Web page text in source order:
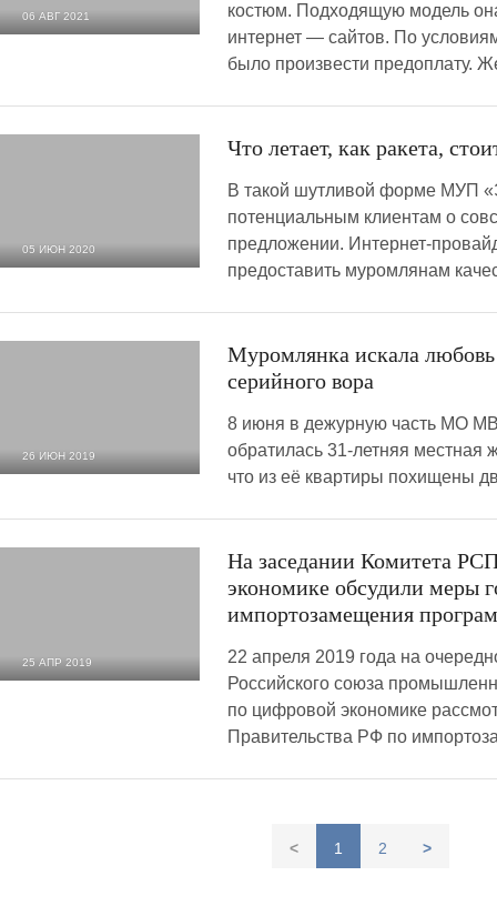
06 АВГ 2021
костюм. Подходящую модель
интернет — сайтов. По
было произвести предоплату.
05 ИЮН 2020
Что летает, как ракета,
В такой шутливой форме МУП
потенциальным клиентам о
предложении. Интернет-
предоставить муромлянам
26 ИЮН 2019
Муромлянка искала
серийного вора
8 июня в дежурную часть МО
обратилась 31-летняя
что из её квартиры похищены
25 АПР 2019
На заседании Комитета
экономике обсудили меры
импортозамещения
22 апреля 2019 года на
Российского союза
по цифровой экономике
Правительства РФ по
< 1 2 >